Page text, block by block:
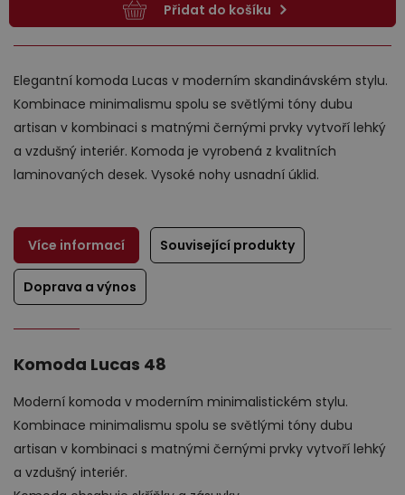
Předsíně
Přidat do košíku
Elegantní komoda Lucas v moderním skandinávském stylu.
Kombinace minimalismu spolu se světlými tóny dubu
artisan v kombinaci s matnými černými prvky vytvoří lehký
a vzdušný interiér. Komoda je vyrobená z kvalitních
laminovaných desek. Vysoké nohy usnadní úklid.
Více informací Související produkty
Doprava a výnos
Komoda Lucas 48
Moderní komoda v moderním minimalistickém stylu.
Kombinace minimalismu spolu se světlými tóny dubu
artisan v kombinaci s matnými černými prvky vytvoří lehký
a vzdušný interiér.